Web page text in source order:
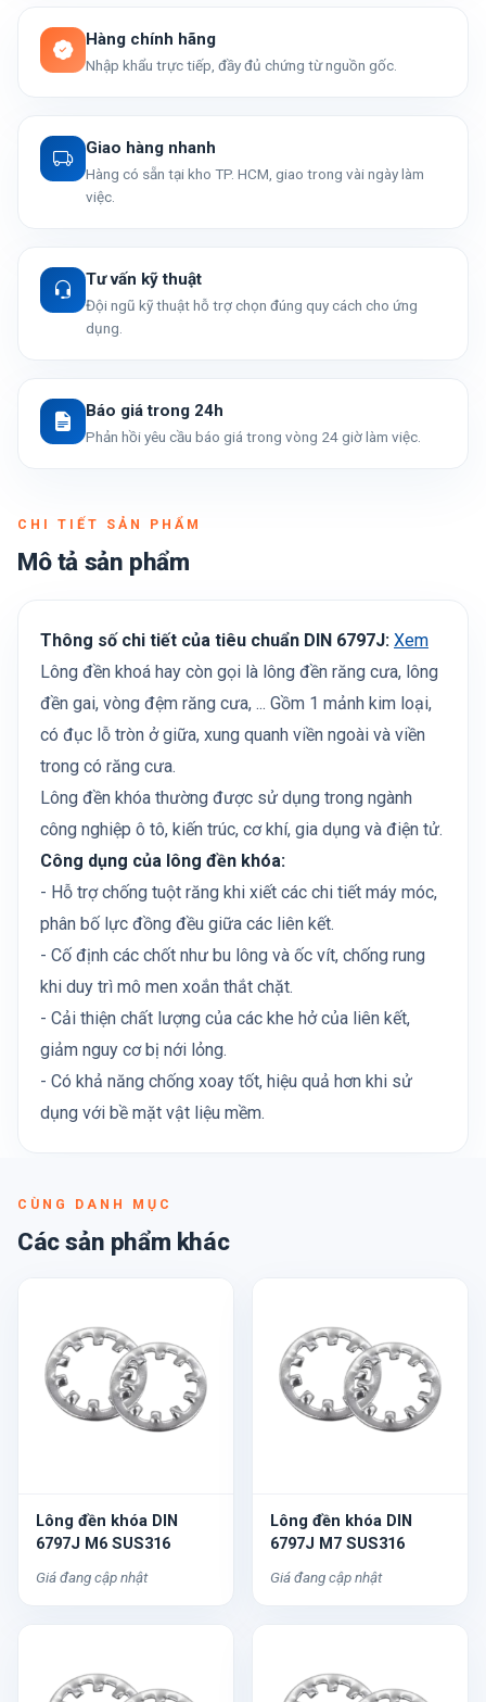
Hàng chính hãng
Nhập khẩu trực tiếp, đầy đủ chứng từ nguồn gốc.
Giao hàng nhanh
Hàng có sẵn tại kho TP. HCM, giao trong vài ngày làm
việc.
Tư vấn kỹ thuật
Đội ngũ kỹ thuật hỗ trợ chọn đúng quy cách cho ứng
dụng.
Báo giá trong 24h
Phản hồi yêu cầu báo giá trong vòng 24 giờ làm việc.
CHI TIẾT SẢN PHẨM
Mô tả sản phẩm
Thông số chi tiết của tiêu chuẩn DIN 6797J: Xem
Lông đền khoá hay còn gọi là lông đền răng cưa, lông
đền gai, vòng đệm răng cưa, ... Gồm 1 mảnh kim loại,
có đục lỗ tròn ở giữa, xung quanh viền ngoài và viền
trong có răng cưa.
Lông đền khóa thường được sử dụng trong ngành
công nghiệp ô tô, kiến trúc, cơ khí, gia dụng và điện tử.
Công dụng của lông đền khóa:
- Hỗ trợ chống tuột răng khi xiết các chi tiết máy móc,
phân bố lực đồng đều giữa các liên kết.
- Cố định các chốt như bu lông và ốc vít, chống rung
khi duy trì mô men xoắn thắt chặt.
- Cải thiện chất lượng của các khe hở của liên kết,
giảm nguy cơ bị nới lỏng.
- Có khả năng chống xoay tốt, hiệu quả hơn khi sử
dụng với bề mặt vật liệu mềm.
CÙNG DANH MỤC
Các sản phẩm khác
Lông đền khóa DIN
6797J M6 SUS316
Giá đang cập nhật
Lông đền khóa DIN
6797J M7 SUS316
Giá đang cập nhật